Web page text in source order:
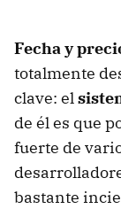
Fecha y
totalmente
clave: el
de él es que
fuerte de
bastante